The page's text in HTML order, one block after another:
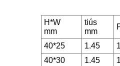
H*W
mm
tiús
mm
40*25 1.45
40*30
1.45